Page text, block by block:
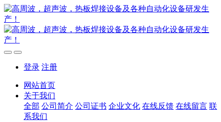
登录 注册
网站首页
关于我们
全部 公司简介 公司证书 企业文化 在线反馈 在线留言 联
系我们